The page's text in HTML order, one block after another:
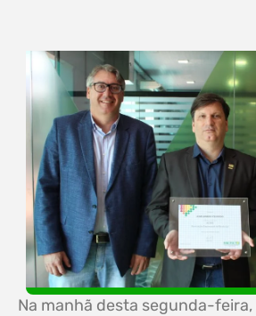
Na manhã desta segunda-feira,